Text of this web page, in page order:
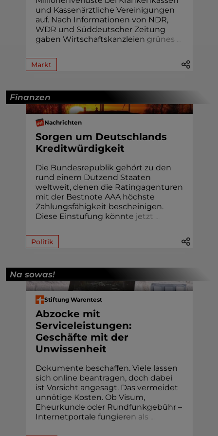
und Kassenärztliche Vereinigungen
auf. Nach Informationen von NDR,
WDR und Süddeutscher Zeitung
gaben Wirtschaftskanzleien grünes
Markt
Finanzen
Nachrichten
Sorgen um Deutschlands
Kreditwürdigkeit
Die Bundesrepublik gehört zu den
rund einem Dutzend Staaten
weltweit, denen die Ratingagenturen
mit der Bestnote AAA höchste
Zahlungsfähigkeit bescheinigen.
Diese Einstufung könnte jetzt
Politik
Na sowas!
Stiftung Warentest
Abzocke mit
Serviceleistungen:
Geschäfte mit der
Unwissenheit
Dokumente beschaffen. Viele lassen
sich online beantragen, doch dabei
ist Vorsicht angesagt. Das vermeidet
unnötige Kosten. Ob Visum,
Eheur­kunde oder Rund­funk­gebühr –
Internetportale fungieren als